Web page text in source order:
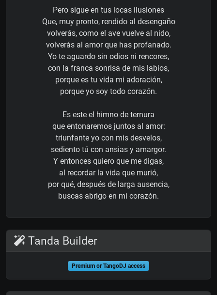
Pero sigue en tus locas ilusiones
Que, muy pronto, rendido al desengaño
volverás, como el ave vuelve al nido,
volverás al amor que has profanado.
Yo te aguardo sin odios ni rencores,
con la franca sonrisa de mis labios,
porque es tu vida mi adoración,
porque yo soy todo corazón.
Es este el himno de ternura
que entonaremos juntos al amor:
triunfante yo con mis desvelos,
sediento tú con ansias y amargor.
Y entonces quiero que me digas,
al recordar la vida que murió,
por qué, después de larga ausencia,
buscas abrigo en mi corazón.
Tanda Builder
Premium or TangoDJ access